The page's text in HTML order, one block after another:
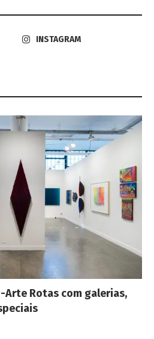
INSTAGRAM
Arte Rotas com galerias,